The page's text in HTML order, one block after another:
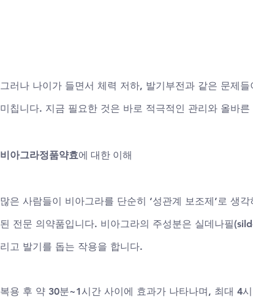
그러나 나이가 들면서 체력 저하, 발기부전과 같은 문제
미칩니다. 지금 필요한 것은 바로 적극적인 관리와 올바른
비아그라정품약효에 대한 이해
많은 사람들이 비아그라를 단순히 ‘성관계 보조제’로 생
된 전문 의약품입니다. 비아그라의 주성분은 실데나필
리고 발기를 돕는 작용을 합니다.
복용 후 약 30분~1시간 사이에 효과가 나타나며, 최대 4